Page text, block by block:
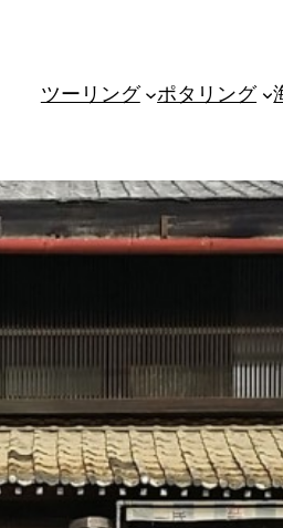
ツーリング ポタリング